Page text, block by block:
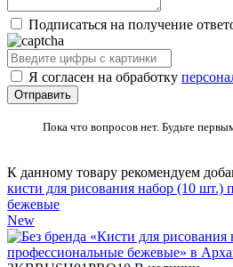
Подписаться на получение
Я согласен на обработку
Пока что вопросов нет. Будьте
К данному товару рекомендуем
кисти для рисования набор (10 шт.)
бежевые
New